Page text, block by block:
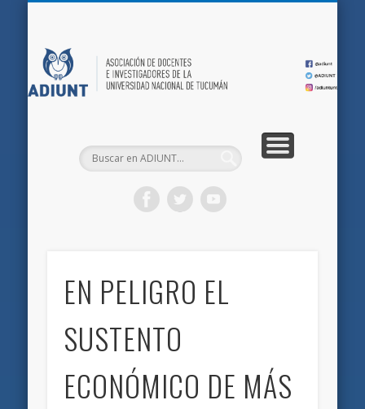
EN PELIGRO EL
SUSTENTO
ECONÓMICO DE MÁS